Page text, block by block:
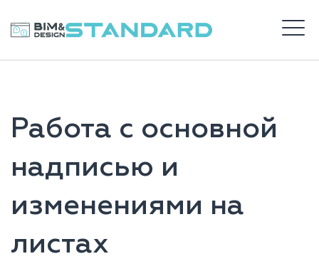
содержимому
BIM STANDARD
Работа с основной
надписью и
изменениями на
листах